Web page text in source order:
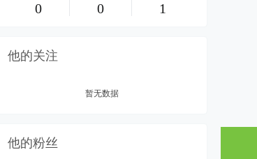
0 0 1
他的关注
暂无数据
他的粉丝